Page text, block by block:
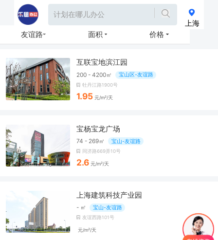
上海
友谊路
面积 价格
互联宝地滨江园
200 - 4200㎡ 宝山区-友谊路
牡丹江路1900号
1.95 元/m²/天
宝杨宝龙广场
74 - 269㎡ 宝山-友谊路
同济路669弄10号
2.6 元/m²/天
上海建筑科技产业园
- ㎡ 宝山-友谊路
友谊西路101号
元/m²/天